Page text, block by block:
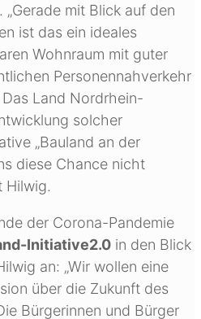
mit Blick auf den
ist das ein ideales
Wohnraum mit guter
Personennahverkehr
Land Nordrhein-
solcher
„Bauland an der
diese Chance nicht
Hilwig.
der Corona-Pandemie
Initiative2.0 in den Blick
an: „Wir wollen eine
über die Zukunft des
Bürgerinnen und Bürger